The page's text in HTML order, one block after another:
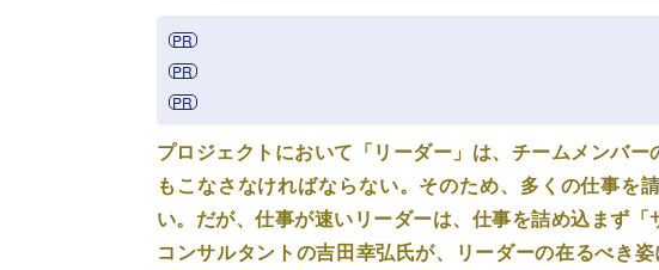
プロジェクトにおいて「リーダー」は、チームメンバ
もこなさなければならない。そのため、多くの仕事を
い。だが、仕事が速いリーダーは、仕事を詰め込まず
コンサルタントの吉田幸弘氏が、リーダーの在るべき